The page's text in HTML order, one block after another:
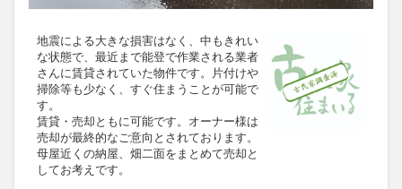
地震による大きな損害はなく、中もきれい
な状態で、最近まで能登で作業される業者
さんに賃貸されていた物件です。片付けや
掃除等も少なく、すぐ住まうことが可能で
す。
賃貸・売却ともに可能です。オーナー様は
売却が最終的なご意向とされております。
母屋近くの納屋、畑二面をまとめて売却と
してお考えです。